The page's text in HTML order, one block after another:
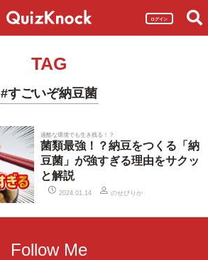
ログイン
TAG
#すごいぞ納豆菌
過酷な環境でも生き残る！？
菌類最強！？納豆をつくる「納
豆菌」が強すぎる理由をサクッ
と解説
2024.01.14 のせぴりか
Follow Me